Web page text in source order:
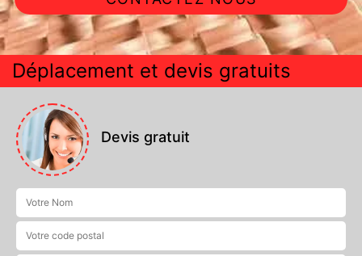
Déplacement et devis gratuits
Devis gratuit